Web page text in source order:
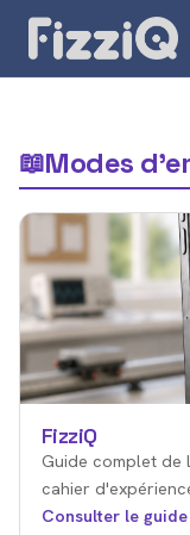
📖Modes
FizziQ
Guide complet de
cahier
Consulter le